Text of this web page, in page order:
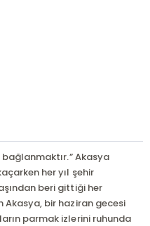
bağlanmaktır.” Akasya
her yıl şehir
beri gittiği her
Akasya, bir haziran gecesi
parmak izlerini ruhunda